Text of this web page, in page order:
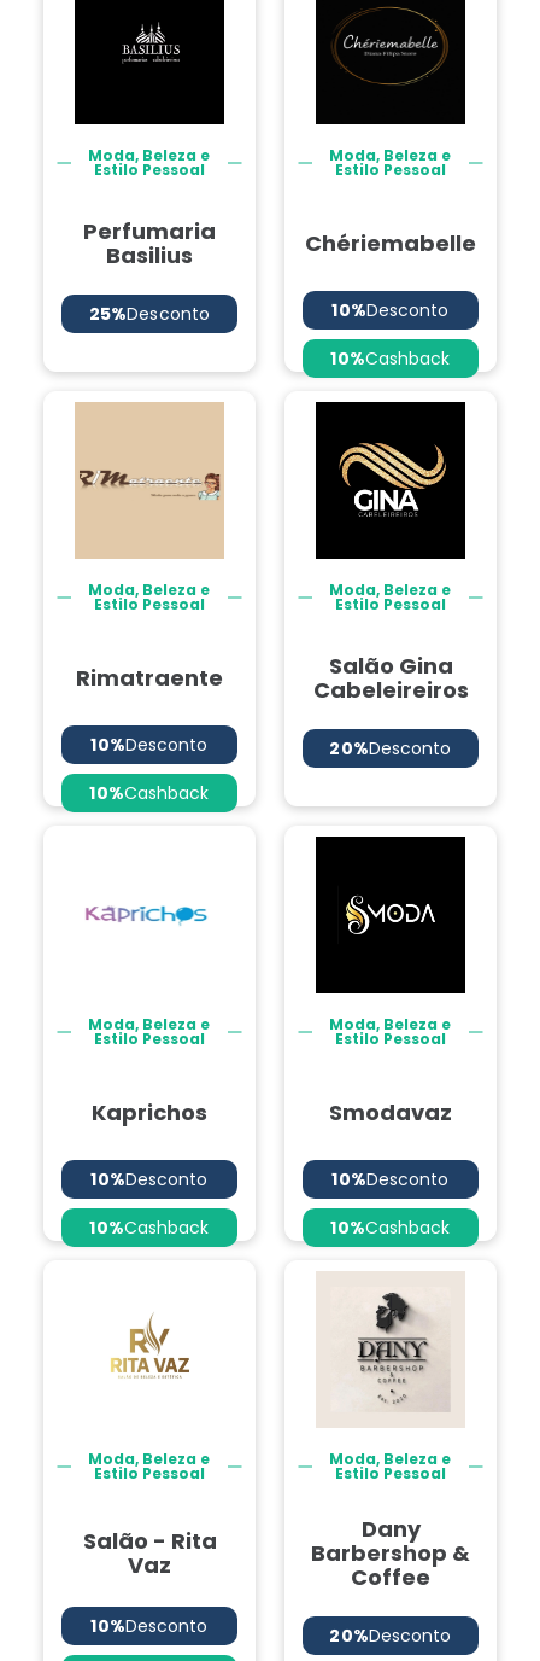
Moda, Beleza e
Estilo Pessoal
Perfumaria
Basilius
25%Desconto
Moda, Beleza e
Estilo Pessoal
Chériemabelle
10%Desconto
10%Cashback
Moda, Beleza e
Estilo Pessoal
Rimatraente
10%Desconto
10%Cashback
Moda, Beleza e
Estilo Pessoal
Salão Gina
Cabeleireiros
20%Desconto
Moda, Beleza e
Estilo Pessoal
Kaprichos
10%Desconto
10%Cashback
Moda, Beleza e
Estilo Pessoal
Smodavaz
10%Desconto
10%Cashback
Moda, Beleza e
Estilo Pessoal
Salão - Rita
Vaz
10%Desconto
Moda, Beleza e
Estilo Pessoal
Dany
Barbershop &
Coffee
20%Desconto